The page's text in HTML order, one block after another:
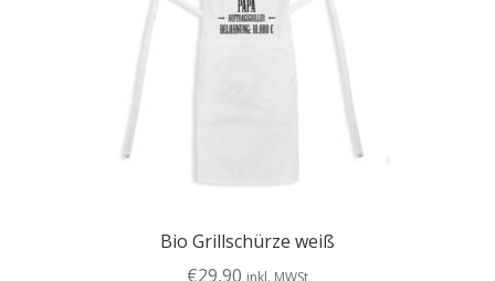
Bio Grillschürze weiß
€29,90 inkl. MWSt